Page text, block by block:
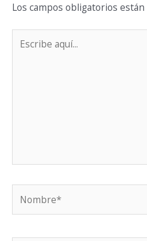
Los campos obligatorios están
aquí...